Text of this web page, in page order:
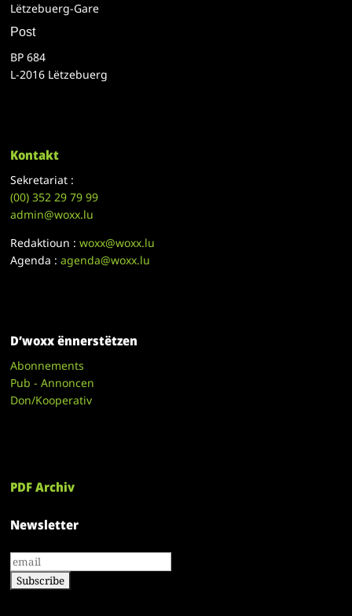
Lëtzebuerg-Gare
Post
BP 684
L-2016 Lëtzebuerg
Kontakt
Sekretariat :
(00)352 29 79 99
admin@woxx.lu
Redaktioun :woxx@woxx.lu
Agenda :agenda@woxx.lu
D’woxx ënnerstëtzen
Abonnements
Pub - Annoncen
Don/Kooperativ
PDF Archiv
Newsletter